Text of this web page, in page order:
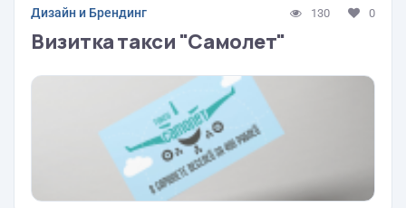
Дизайн и Брендинг 130 0
Визитка такси "Самолет"